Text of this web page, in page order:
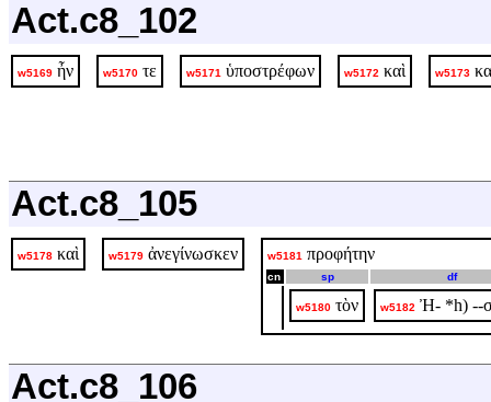
Act.c8_102
w5169 ἦν w5170 τε w5171 ὑποστρέφων w5172 καὶ w5173
Act.c8_105
w5178 καὶ w5179 ἀνεγίνωσκεν w5181 προφήτην
cn sp df
w5180 τὸν w5182 Ἠ- *h) --
Act.c8_106